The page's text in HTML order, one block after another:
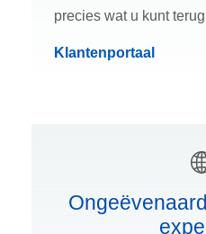
precies wat u kunt
Klantenportaal